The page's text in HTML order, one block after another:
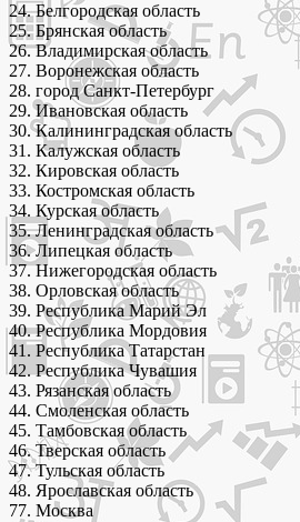
24. Белгородская область
25. Брянская область
26. Владимирская область
27. Воронежская область
28. город Санкт-Петербург
29. Ивановская область
30. Калининградская область
31. Калужская область
32. Кировская область
33. Костромская область
34. Курская область
35. Ленинградская область
36. Липецкая область
37. Нижегородская область
38. Орловская область
39. Республика Марий Эл
40. Республика Мордовия
41. Республика Татарстан
42. Республика Чувашия
43. Рязанская область
44. Смоленская область
45. Тамбовская область
46. Тверская область
47. Тульская область
48. Ярославская область
77. Москва